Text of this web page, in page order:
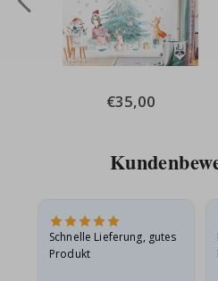
Special
Price
€35,00
Schnelle Lieferung, gutes
Produkt